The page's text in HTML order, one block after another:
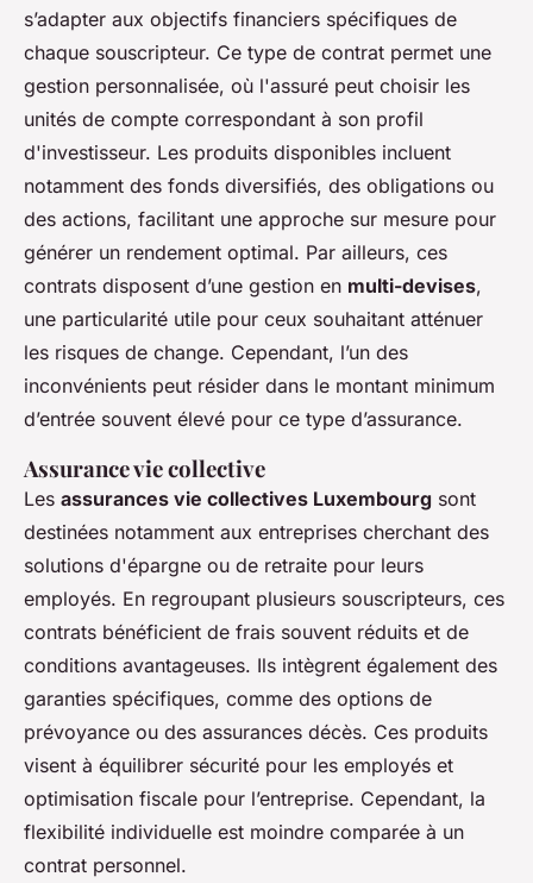
s’adapter aux objectifs financiers spécifiques de
chaque souscripteur. Ce type de contrat permet une
gestion personnalisée, où l'assuré peut choisir les
unités de compte correspondant à son profil
d'investisseur. Les produits disponibles incluent
notamment des fonds diversifiés, des obligations ou
des actions, facilitant une approche sur mesure pour
générer un rendement optimal. Par ailleurs, ces
contrats disposent d’une gestion en multi-devises,
une particularité utile pour ceux souhaitant atténuer
les risques de change. Cependant, l’un des
inconvénients peut résider dans le montant minimum
d’entrée souvent élevé pour ce type d’assurance.
Assurance vie collective
Les assurances vie collectives Luxembourg sont
destinées notamment aux entreprises cherchant des
solutions d'épargne ou de retraite pour leurs
employés. En regroupant plusieurs souscripteurs, ces
contrats bénéficient de frais souvent réduits et de
conditions avantageuses. Ils intègrent également des
garanties spécifiques, comme des options de
prévoyance ou des assurances décès. Ces produits
visent à équilibrer sécurité pour les employés et
optimisation fiscale pour l’entreprise. Cependant, la
flexibilité individuelle est moindre comparée à un
contrat personnel.